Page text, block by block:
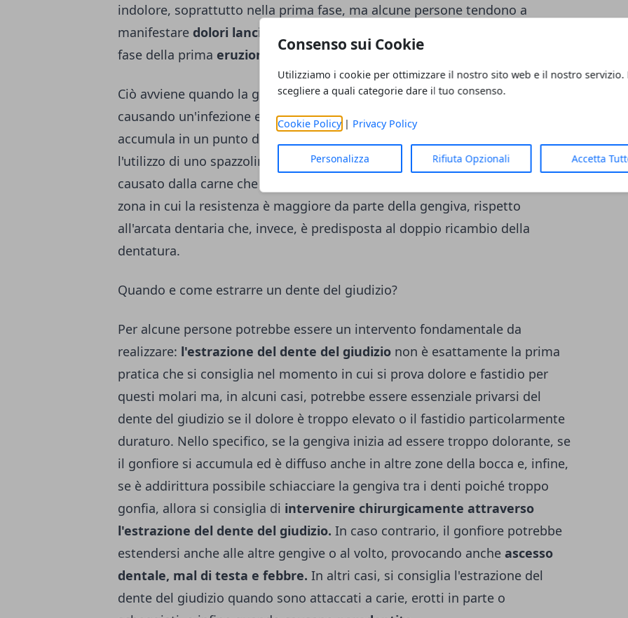
Consenso sui Cookie
Utilizziamo i cookie per ottimizzare il nostro sito web e il nostro servizio.
scegliere a quali categorie dare il tuo consenso.
Cookie Policy| Privacy Policy
Personalizza Rifiuta Opzionali Accetta
indolore, soprattutto nella prima fase, ma alcune persone tendono a
manifestare dolori lancinanti o fastidi molto duraturi,
fase della prima eruzione
Ciò avviene quando la gengiva tende ad aprirsi in maniera irregolare,
causando un'infezione e che viene determinata dallo sporco che si
accumula in un punto difficile da curare in termini igienici, anche con
l'utilizzo di uno spazzolino elettrico. In linea di massima, però, il dolore è
causato dalla carne che viene lacerata dalla fuoriuscita del dente, in una
zona in cui la resistenza è maggiore da parte della gengiva, rispetto
all'arcata dentaria che, invece, è predisposta al doppio ricambio della
dentatura.
Quando e come estrarre un dente del giudizio?
Per alcune persone potrebbe essere un intervento fondamentale da
realizzare: l'estrazione del dente del giudizio non è esattamente la prima
pratica che si consiglia nel momento in cui si prova dolore e fastidio per
questi molari ma, in alcuni casi, potrebbe essere essenziale privarsi del
dente del giudizio se il dolore è troppo elevato o il fastidio particolarmente
duraturo. Nello specifico, se la gengiva inizia ad essere troppo dolorante, se
il gonfiore si accumula ed è diffuso anche in altre zone della bocca e, infine,
se è addirittura possibile schiacciare la gengiva tra i denti poiché troppo
gonfia, allora si consiglia di intervenire chirurgicamente attraverso
l'estrazione del dente del giudizio. In caso contrario, il gonfiore potrebbe
estendersi anche alle altre gengive o al volto, provocando anche ascesso
dentale, mal di testa e febbre. In altri casi, si consiglia l'estrazione del
dente del giudizio quando sono attaccati a carie, erotti in parte o